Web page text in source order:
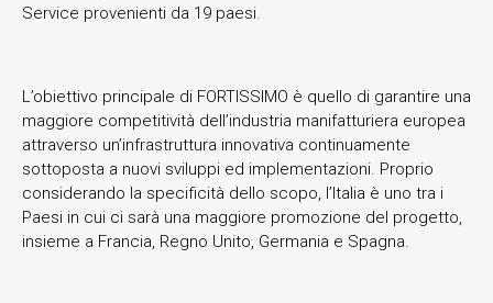
Service provenienti da 19 paesi.
L’obiettivo principale di FORTISSIMO è quello di garantire una
maggiore competitività dell’industria manifatturiera europea
attraverso un’infrastruttura innovativa continuamente
sottoposta a nuovi sviluppi ed implementazioni. Proprio
considerando la specificità dello scopo, l’Italia è uno tra i
Paesi in cui ci sarà una maggiore promozione del progetto,
insieme a Francia, Regno Unito, Germania e Spagna.